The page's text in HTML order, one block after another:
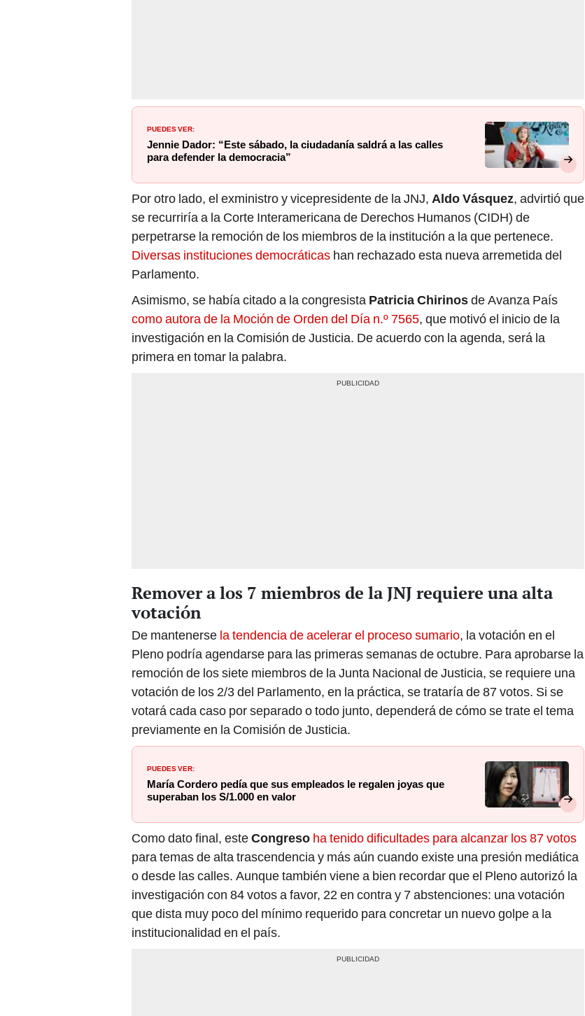
PUEDES VER:
Jennie Dador: “Este sábado, la ciudadanía saldrá a las calles
para defender la democracia”
Por otro lado, el exministro y vicepresidente de la JNJ, Aldo Vásquez, advirtió que
se recurriría a la Corte Interamericana de Derechos Humanos (CIDH) de
perpetrarse la remoción de los miembros de la institución a la que pertenece.
Diversas instituciones democráticas han rechazado esta nueva arremetida del
Parlamento.
Asimismo, se había citado a la congresista Patricia Chirinosde Avanza País
como autora de la Moción de Orden del Día n.º 7565, que motivó el inicio de la
investigación en la Comisión de Justicia. De acuerdo con la agenda, será la
primera en tomar la palabra.
Remover a los 7 miembros de la JNJ requiere una alta
votación
De mantenerse la tendencia de acelerar el proceso sumario, la votación en el
Pleno podría agendarse para las primeras semanas de octubre. Para aprobarse la
remoción de los siete miembros de la Junta Nacional de Justicia, se requiere una
votación de los 2/3 del Parlamento, en la práctica, se trataría de 87 votos. Si se
votará cada caso por separado o todo junto, dependerá de cómo se trate el tema
previamente en la Comisión de Justicia.
PUEDES VER:
María Cordero pedía que sus empleados le regalen joyas que
superaban los S/1.000 en valor
Como dato final, esteCongreso ha tenido dificultades para alcanzar los 87 votos
para temas de alta trascendencia y más aún cuando existe una presión mediática
o desde las calles. Aunque también viene a bien recordar que el Pleno autorizó la
investigación con 84 votos a favor, 22 en contra y 7 abstenciones: una votación
que dista muy poco del mínimo requerido para concretar un nuevo golpe a la
institucionalidad en el país.